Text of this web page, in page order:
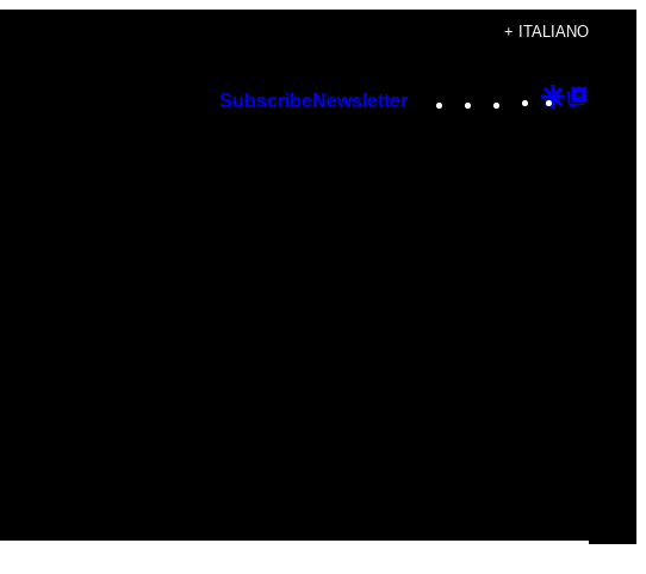
+ ITALIANO
SubscribeNewsletter Instagram
TikTok
YouTube
Google